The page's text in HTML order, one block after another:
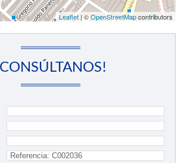
Leaflet| ©OpenStreetMapcontributors